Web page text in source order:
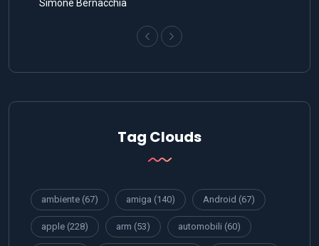
Simone Bernacchia
Tag Clouds
ambiente (67) amiga (140) Android (67)
apple (228) arm (53) automobili (60)